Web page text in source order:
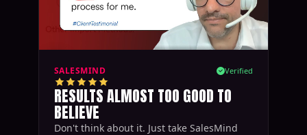
SALESMIND Verified
RESULTS ALMOST TOO GOOD TO
BELIEVE
Don't think about it. Just take SalesMind